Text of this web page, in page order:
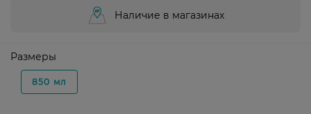
Наличие в магазинах
Размеры
850 мл